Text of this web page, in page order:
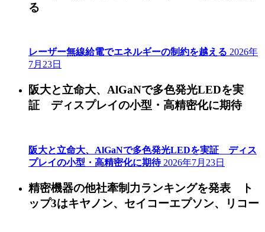
る
レーザー無線給電でエネルギーの制約を越える 2026年
7月23日
阪大と立命大、AlGaNで多色発光LEDを実
証 ディスプレイの小型・高精密化に期待
阪大と立命大、AlGaNで多色発光LEDを実証 ディス
プレイの小型・高精密化に期待 2026年7月23日
精密機器の他社牽制力ランキングを発表 ト
ップ3はキヤノン、セイコーエプソン、リコー